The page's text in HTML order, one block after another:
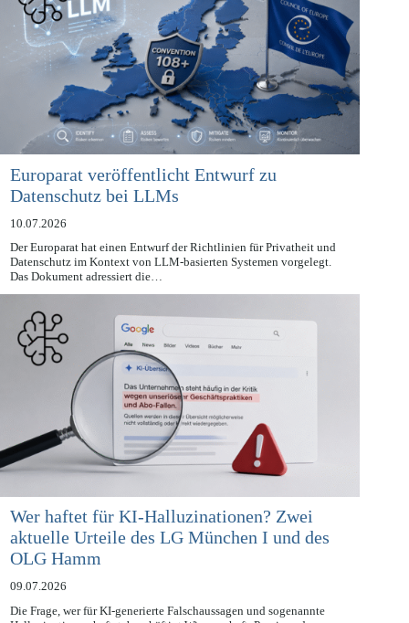
Europarat veröffentlicht Entwurf zu
Datenschutz bei LLMs
10.07.2026
Der Europarat hat einen Entwurf der Richtlinien für Privatheit und
Datenschutz im Kontext von LLM-basierten Systemen vorgelegt.
Das Dokument adressiert die…
Wer haftet für KI-Halluzinationen? Zwei
aktuelle Urteile des LG München I und des
OLG Hamm
09.07.2026